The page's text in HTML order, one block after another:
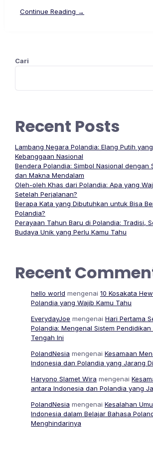
Continue Reading →
Cari
Recent Posts
Lambang Negara Polandia: Elang Putih
Kebanggaan Nasional
Bendera Polandia: Simbol Nasional dengan
dan Makna Mendalam
Oleh-oleh Khas dari Polandia: Apa yang
Setelah Perjalanan?
Berapa Kata yang Dibutuhkan untuk Bisa
Polandia?
Perayaan Tahun Baru di Polandia: Tradisi,
Budaya Unik yang Perlu Kamu Tahu
Recent
hello world mengenai 10 Kosakata
Polandia yang Wajib Kamu Tahu
EverydayJoe mengenai Hari Pertama
Polandia: Mengenal Sistem
Tengah Ini
PolandNesia mengenai Kesamaan
Indonesia dan Polandia yang Jarang
Haryono Slamet Wira mengenai
antara Indonesia dan Polandia yang
PolandNesia mengenai Kesalahan
Indonesia dalam Belajar Bahasa
Menghindarinya